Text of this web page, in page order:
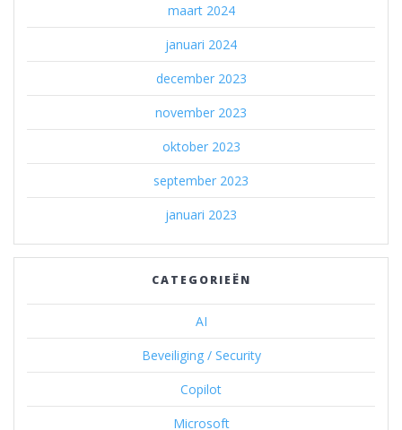
maart 2024
januari 2024
december 2023
november 2023
oktober 2023
september 2023
januari 2023
CATEGORIEËN
AI
Beveiliging / Security
Copilot
Microsoft